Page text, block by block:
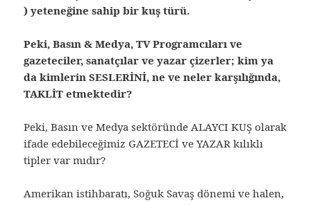
) yeteneğine sahip bir kuş türü.
Peki, Basın & Medya, TV Programcıları ve
gazeteciler, sanatçılar ve yazar çizerler; kim ya
da kimlerin SESLERİNİ, ne ve neler karşılığında,
TAKLİT etmektedir?
Peki, Basın ve Medya sektöründe ALAYCI KUŞ olarak
ifade edebileceğimiz GAZETECİ ve YAZAR kılıklı
tipler var mıdır?
Amerikan istihbaratı, Soğuk Savaş dönemi ve halen,